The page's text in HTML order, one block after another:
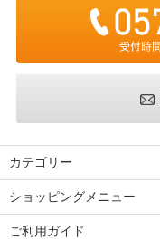
カテゴリー
ショッピングメニュー
ご利用ガイド